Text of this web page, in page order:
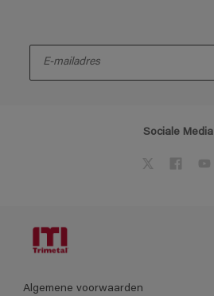
Sociale Media
Algemene voorwaarden